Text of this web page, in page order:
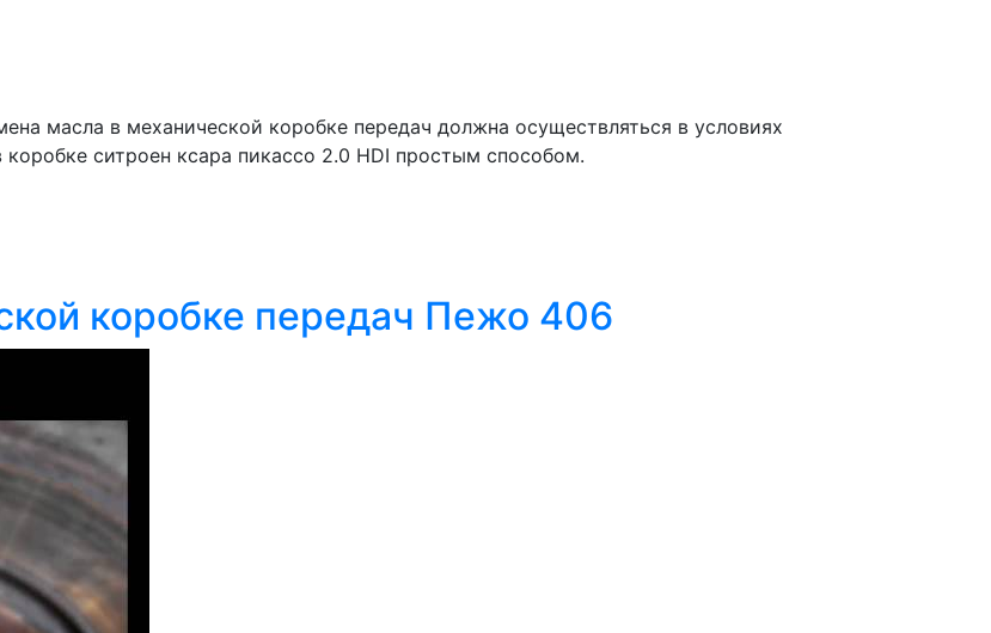
масла в механической коробке передач должна осуществляться в условиях
ситроен ксара пикассо 2.0 HDI простым способом.
коробке передач Пежо 406